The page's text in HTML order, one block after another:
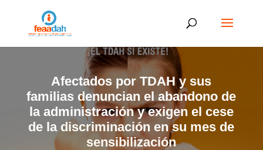
Afectados por TDAH y sus
familias denuncian el abandono de
la administración y exigen el cese
de la discriminación en su mes de
sensibilización